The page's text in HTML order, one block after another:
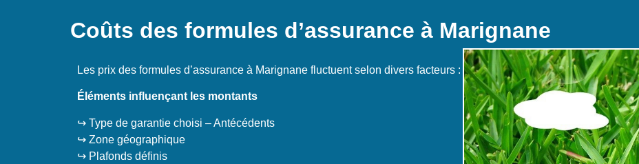
Coûts des formules d’assurance à Marignane
Les prix des formules d’assurance à Marignane fluctuent selon divers facteurs :
Éléments influençant les montants
↪️ Type de garantie choisi – Antécédents
↪️ Zone géographique
↪️ Plafonds définis